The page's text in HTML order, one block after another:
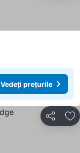
Vedeți prețurile
Distribuiți